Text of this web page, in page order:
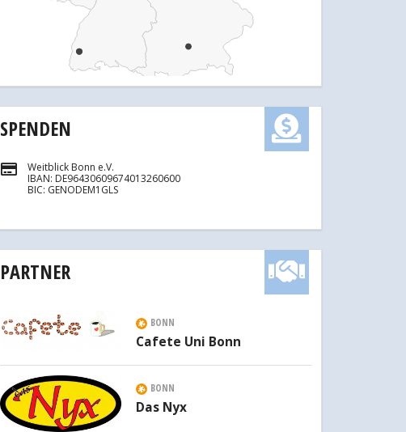
SPENDEN
Weitblick Bonn e.V.
IBAN: DE96430609674013260600
BIC: GENODEM1GLS
PARTNER
BONN
Cafete Uni Bonn
BONN
Das Nyx